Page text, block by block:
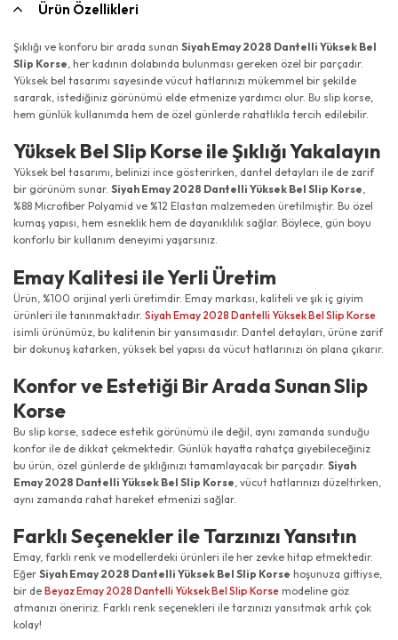
Ürün Özellikleri
Şıklığı ve konforu bir arada sunan Siyah Emay 2028 Dantelli Yüksek Bel
Slip Korse, her kadının dolabında bulunması gereken özel bir parçadır.
Yüksek bel tasarımı sayesinde vücut hatlarınızı mükemmel bir şekilde
sararak, istediğiniz görünümü elde etmenize yardımcı olur. Bu slip korse,
hem günlük kullanımda hem de özel günlerde rahatlıkla tercih edilebilir.
Yüksek Bel Slip Korse ile Şıklığı Yakalayın
Yüksek bel tasarımı, belinizi ince gösterirken, dantel detayları ile de zarif
bir görünüm sunar. Siyah Emay 2028 Dantelli Yüksek Bel Slip Korse,
%88 Microfiber Polyamid ve %12 Elastan malzemeden üretilmiştir. Bu özel
kumaş yapısı, hem esneklik hem de dayanıklılık sağlar. Böylece, gün boyu
konforlu bir kullanım deneyimi yaşarsınız.
Emay Kalitesi ile Yerli Üretim
Ürün, %100 orijinal yerli üretimdir. Emay markası, kaliteli ve şık iç giyim
ürünleri ile tanınmaktadır. Siyah Emay 2028 Dantelli Yüksek Bel Slip Korse
isimli ürünümüz, bu kalitenin bir yansımasıdır. Dantel detayları, ürüne zarif
bir dokunuş katarken, yüksek bel yapısı da vücut hatlarınızı ön plana çıkarır.
Konfor ve Estetiği Bir Arada Sunan Slip
Korse
Bu slip korse, sadece estetik görünümü ile değil, aynı zamanda sunduğu
konfor ile de dikkat çekmektedir. Günlük hayatta rahatça giyebileceğiniz
bu ürün, özel günlerde de şıklığınızı tamamlayacak bir parçadır. Siyah
Emay 2028 Dantelli Yüksek Bel Slip Korse , vücut hatlarınızı düzeltirken,
aynı zamanda rahat hareket etmenizi sağlar.
Farklı Seçenekler ile Tarzınızı Yansıtın
Emay, farklı renk ve modellerdeki ürünleri ile her zevke hitap etmektedir.
Eğer Siyah Emay 2028 Dantelli Yüksek Bel Slip Korse hoşunuza gittiyse,
bir de Beyaz Emay 2028 Dantelli Yüksek Bel Slip Korse modeline göz
atmanızı öneririz. Farklı renk seçenekleri ile tarzınızı yansıtmak artık çok
kolay!